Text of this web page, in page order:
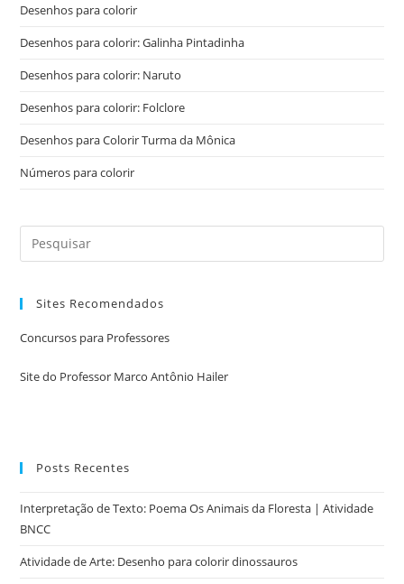
Desenhos para colorir
Desenhos para colorir: Galinha Pintadinha
Desenhos para colorir: Naruto
Desenhos para colorir: Folclore
Desenhos para Colorir Turma da Mônica
Números para colorir
Sites Recomendados
Concursos para Professores
Site do Professor Marco Antônio Hailer
Posts Recentes
Interpretação de Texto: Poema Os Animais da Floresta | Atividade
BNCC
Atividade de Arte: Desenho para colorir dinossauros